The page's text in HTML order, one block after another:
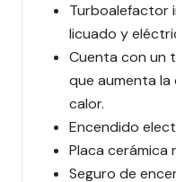
Turboalefactor
licuado y
Cuenta con un
que aumenta
calor.
Encendido
Placa cerámica
Seguro de